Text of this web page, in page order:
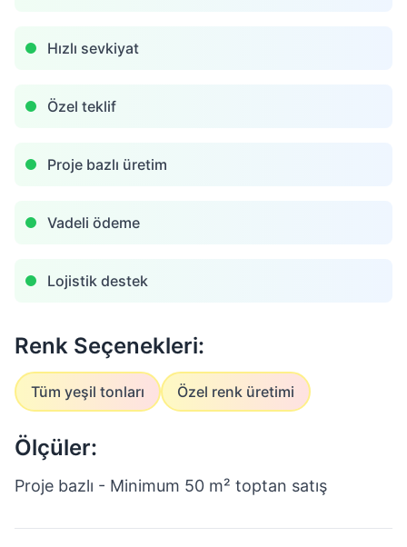
Hızlı sevkiyat
Özel teklif
Proje bazlı üretim
Vadeli ödeme
Lojistik destek
Renk Seçenekleri:
Tüm yeşil tonları Özel renk üretimi
Ölçüler:
Proje bazlı - Minimum 50 m² toptan satış